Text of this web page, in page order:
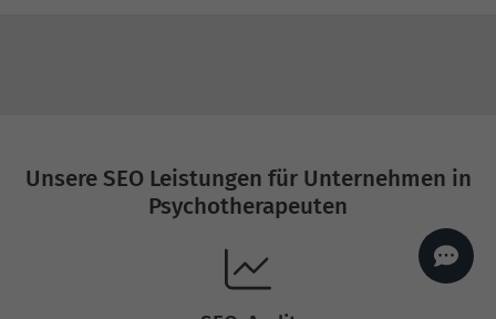
Unsere SEO Leistungen für Unternehmen in
Psychotherapeuten